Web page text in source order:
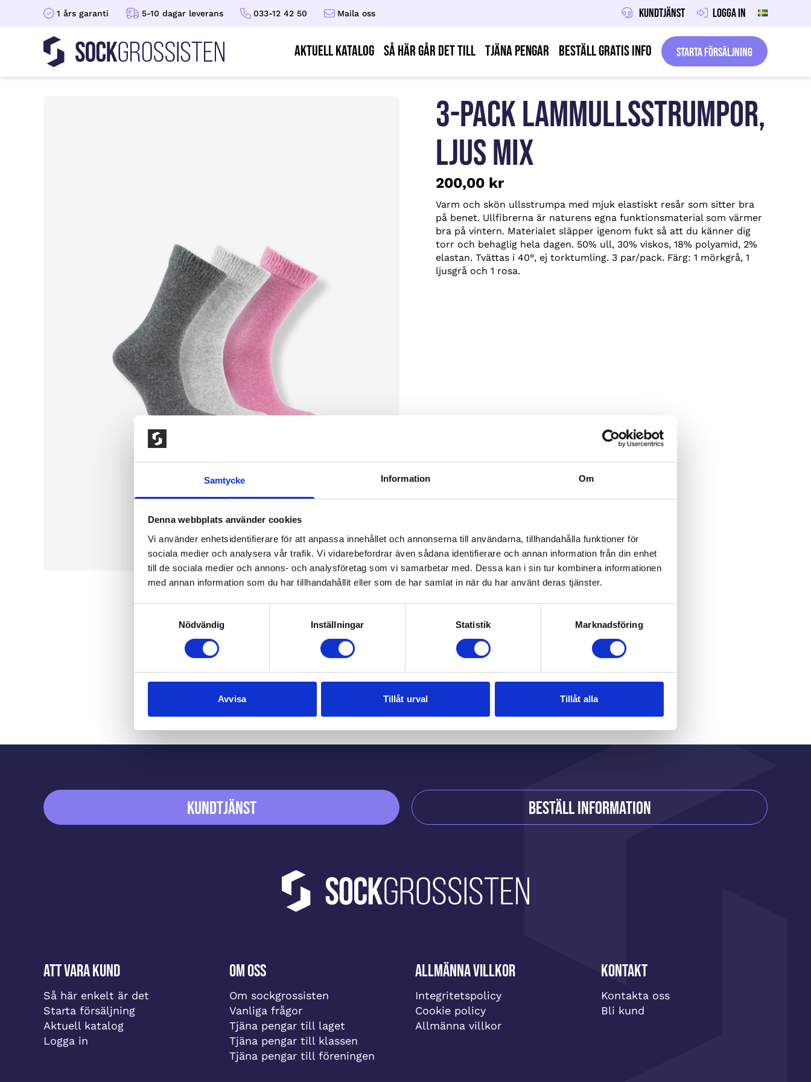
Samtycke Information Om
Denna webbplats använder cookies
Vi använder enhetsidentifierare för att anpassa innehållet och annonserna till användarna, tillhandahålla funktioner för
sociala medier och analysera vår trafik. Vi vidarebefordrar även sådana identifierare och annan information från din enhet
till de sociala medier och annons- och analysföretag som vi samarbetar med. Dessa kan i sin tur kombinera informationen
med annan information som du har tillhandahållit eller som de har samlat in när du har använt deras tjänster.
Nödvändig
Inställningar Statistik Marknadsföring
Avvisa Tillåt urval Tillåt alla
1 års garanti 5-10 dagar leverans 033-12 42 50 Maila oss Kundtjänst Logga in
Sockgrossisten AKTUELL KATALOG Så här går det till Tjäna pengar Beställ gratis info Starta försäljning
3-PACK LAMMULLSSTRUMPOR,
LJUS MIX
200,00 kr
Varm och skön ullsstrumpa med mjuk elastiskt resår som sitter bra
på benet. Ullfibrerna är naturens egna funktionsmaterial som värmer
bra på vintern. Materialet släpper igenom fukt så att du känner dig
torr och behaglig hela dagen. 50% ull, 30% viskos, 18% polyamid, 2%
elastan. Tvättas i 40°, ej torktumling. 3 par/pack. Färg: 1 mörkgrå, 1
ljusgrå och 1 rosa.
Du kanske också gillar
Kundtjänst Beställ information
Att vara kund
Så här enkelt är det
Starta försäljning
Aktuell katalog
Logga in
Om oss
Om sockgrossisten
Vanliga frågor
Tjäna pengar till laget
Tjäna pengar till klassen
Tjäna pengar till föreningen
Allmänna villkor
Integritetspolicy
Cookie policy
Allmänna villkor
Kontakt
Kontakta oss
Bli kund